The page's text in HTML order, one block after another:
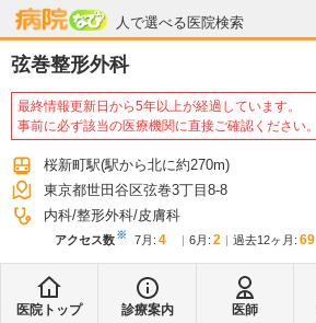
人で選べる医院検索
病院なび
弦巻整形外科
最終情報更新日から5年以上が経過しています。
事前に必ず該当の医療機関に直接ご確認ください。
桜新町駅(駅から北に約270m)
東京都世田谷区弦巻3丁目8-8
内科 整形外科 皮膚科
アクセス数※ 7月 : 4 6月 : 2 過去12ヶ月: 69
医院トップ 診療案内 医師